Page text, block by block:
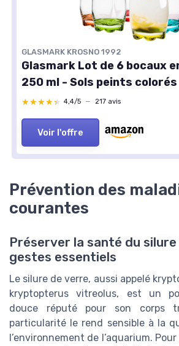
GLASMARK KROSNO 1992
Glasmark Lot de 6 bocaux
250 ml - Sols peints colorés
★★★★★
★★★★★ 4,4/5 — 217 avis
Voir l'offre
Prévention des
courantes
Préserver la santé du
gestes essentiels
Le silure de verre, aussi appelé
kryptopterus vitreolus, est un
douce réputé pour son corps
particularité le rend sensible à la
l’environnement de l’aquarium.